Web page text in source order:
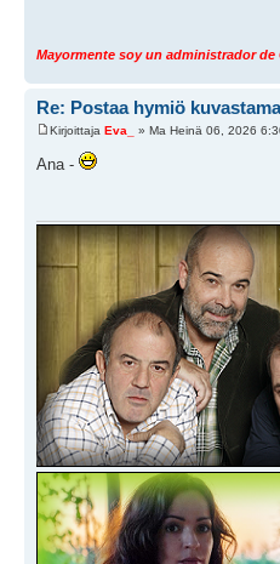
Mayormente soy un administrador de
Re: Postaa hymiö
Kirjoittaja Eva_ » Ma Heinä 06, 2026
Ana -